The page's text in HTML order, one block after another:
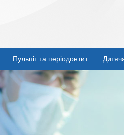
Пульпіт та періодонтит